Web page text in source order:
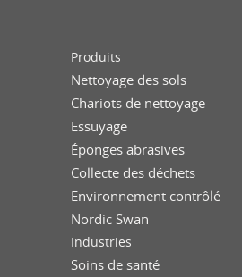
Produits
Nettoyage des sols
Chariots de nettoyage
Essuyage
Éponges abrasives
Collecte des déchets
Environnement contrôlé
Nordic Swan
Industries
Soins de santé